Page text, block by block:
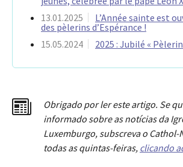
13.01.2025
L’Année sainte est
des pèlerins d’Espérance !
15.05.2024
2025 : Jubilé «
Obrigado por ler este artigo. Se
informado sobre as notícias da
Luxemburgo, subscreva o Cathol-
todas as quintas-feiras, clicando